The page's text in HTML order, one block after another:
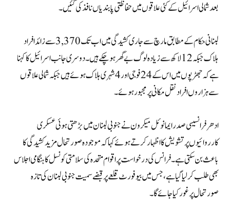
بعد شمالی اسرائیل کے کئی علاقوں میں حفاظتی پابندیاں نافذ کی گئیں۔
لبنانی حکام کے مطابق مارچ سے جاری کشیدگی میں اب تک 3,370 سے زائد افراد
ہلاک جبکہ 12 لاکھ سے زیادہ لوگ بے گھر ہو چکے ہیں۔ دوسری جانب اسرائیل کا کہنا
ہے کہ جھڑپوں میں اس کے 24 فوجی اور 4 شہری ہلاک ہوئے ہیں جبکہ شمالی علاقوں
سے ہزاروں افراد نقل مکانی پر مجبور ہوئے۔
ادھر فرانسیسی صدر ایمانوئل میکرون نے جنوبی لبنان میں بڑھتی ہوئی عسکری
کارروائیوں پر تشویش کا اظہار کرتے ہوئے کہا کہ موجودہ صورتحال مزید کشیدگی کا
باعث بن سکتی ہے۔ فرانس کی درخواست پر اقوام متحدہ کی سلامتی کونسل کا ہنگامی اجلاس
بھی طلب کر لیا گیا ہے، جس میں بیوفورٹ قلعے پر قبضے سمیت جنوبی لبنان کی تازہ
صورتحال پر غور کیا جائے گا۔